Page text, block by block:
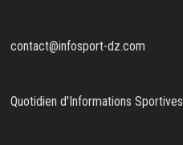
contact@infosport-dz.com
Quotidien d'Informations Sportives